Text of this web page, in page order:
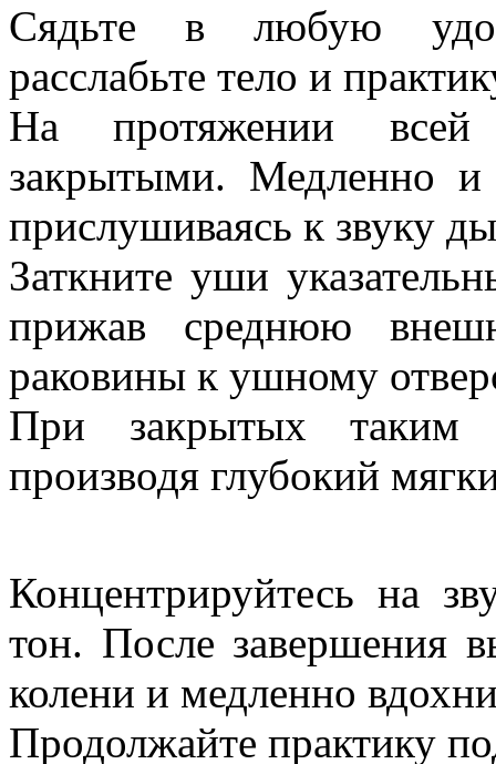
Сядьте в любую
расслабьте тело и
На протяжении всей
закрытыми. Медленно и
прислушиваясь к звуку
Заткните уши
прижав среднюю
раковины к ушному
При закрытых таким
производя глубокий
Концентрируйтесь на
тон. После завершения
колени и медленно
Продолжайте практику